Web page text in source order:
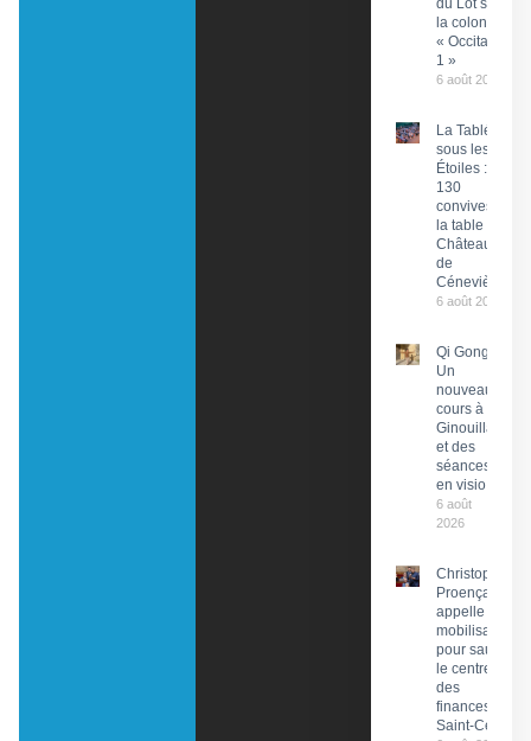
du Lot sur
la colonne
« Occitanie
1 »
6 août 2026
La Tablée
sous les
Étoiles :
130
convives à
la table du
Château
de
Cénevières
6 août 2026
Qi Gong :
Un
nouveau
cours à
Ginouillac
et des
séances
en visio
6 août
2026
Christophe
Proença
appelle à la
mobilisation
pour sauver
le centre
des
finances de
Saint-Céré